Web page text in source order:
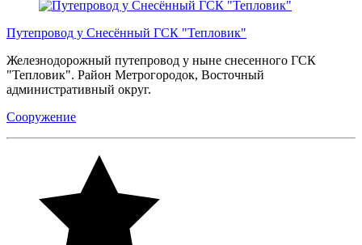
Путепровод у Снесённый ГСК "Тепловик"
Железнодорожный путепровод у ныне снесенного ГСК
"Тепловик". Район Метрогородок, Восточный
административный округ.
Сооружение